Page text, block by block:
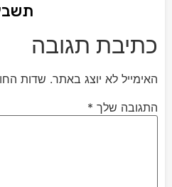
כתיבת תגובה
האימייל לא יוצג באתר. שדות
התגובה שלך *